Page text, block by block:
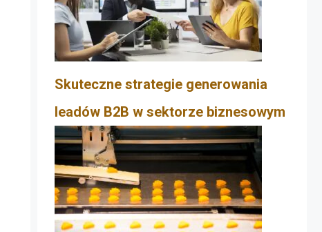
Skuteczne strategie generowania
leadów B2B w sektorze biznesowym